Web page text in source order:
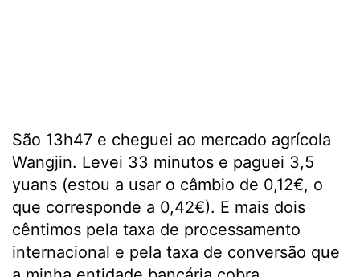
São 13h47 e cheguei ao mercado agrícola
Wangjin. Levei 33 minutos e paguei 3,5
yuans (estou a usar o câmbio de 0,12€, o
que corresponde a 0,42€). E mais dois
cêntimos pela taxa de processamento
internacional e pela taxa de conversão que